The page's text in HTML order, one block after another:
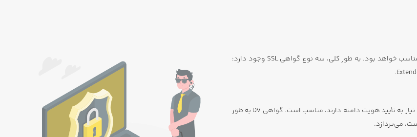
گواهی SSL انواع مختلفی دارد که بسته به نیازهای سایت شما، یکی از آنها مناسب خواهد بود. به طور کلی، سه نوع گواهی SSL وجود دارد:
این نوع گواهی SSL سریع‌ترین نوع گواهی است که برای سایت‌هایی که تنها نیاز به تأیید هویت دامنه دارند، مناسب است. گواهی DV به طور
می‌پردازد.